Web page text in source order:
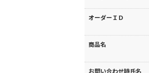
オーダーＩＤ
商品名
お問い合わせ時氏名